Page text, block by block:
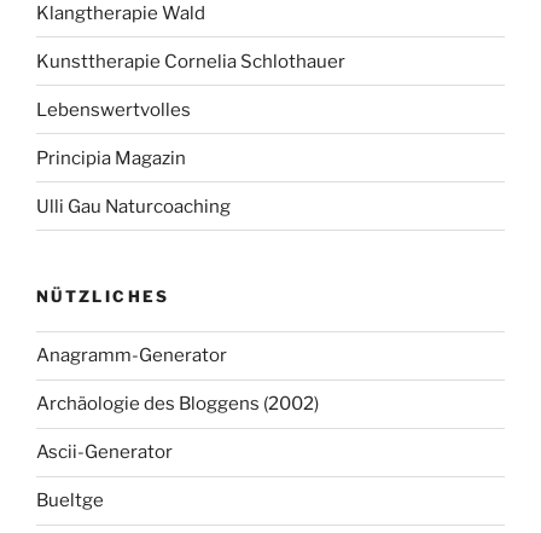
Klangtherapie Wald
Kunsttherapie Cornelia Schlothauer
Lebenswertvolles
Principia Magazin
Ulli Gau Naturcoaching
NÜTZLICHES
Anagramm-Generator
Archäologie des Bloggens (2002)
Ascii-Generator
Bueltge